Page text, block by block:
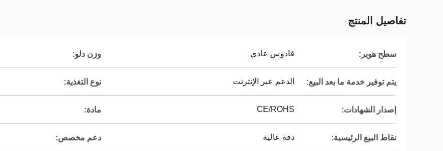
تفاصيل المنتج
سطح هوبر: قادوس عادي وزن دلو:
يتم توفير خدمة ما بعد البيع: الدعم عبر الإنترنت نوع التغذية:
إصدار الشهادات: CE/ROHS مادة:
نقاط البيع الرئيسية: دقة عالية دعم مخصص: